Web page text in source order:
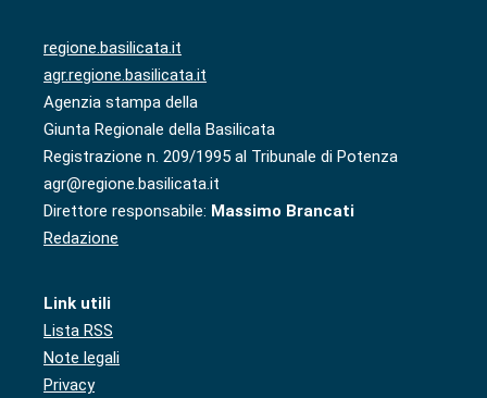
regione.basilicata.it
agr.regione.basilicata.it
Agenzia stampa della
Giunta Regionale della Basilicata
Registrazione n. 209/1995 al Tribunale di Potenza
agr@regione.basilicata.it
Direttore responsabile: Massimo Brancati
Redazione
Link utili
Lista RSS
Note legali
Privacy